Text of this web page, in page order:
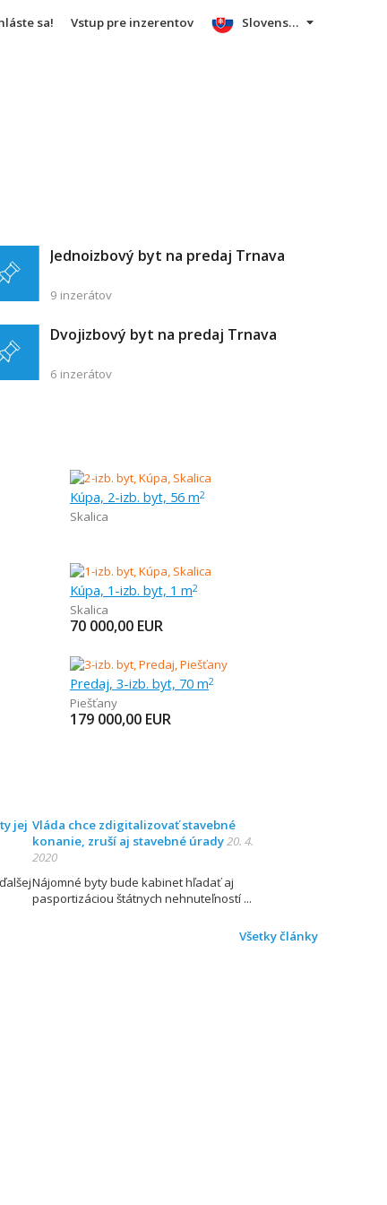
sa! Vstup pre inzerentov Slovensky
Jednoizbový byt na predaj Trnava
9 inzerátov
Dvojizbový byt na predaj Trnava
6 inzerátov
Kúpa, 2-izb. byt, 56 m2
Skalica
Kúpa, 1-izb. byt, 1 m2
Skalica
70 000,00 EUR
Predaj, 3-izb. byt, 70 m2
Piešťany
179 000,00 EUR
jej Vláda chce zdigitalizovať stavebné
konanie, zruší aj stavebné úrady20. 4.
2020
Nájomné byty bude kabinet hľadať aj
pasportizáciou štátnych nehnuteľností
Všetky články